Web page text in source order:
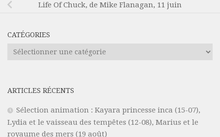
Life Of Chuck, de Mike Flanagan, 11 juin
CATÉGORIES
Catégories
ARTICLES RÉCENTS
Sélection animation : Kayara princesse inca (15-07),
Lydia et le vaisseau des tempêtes (12-08), Marius et le
royaume des mers (19 août)